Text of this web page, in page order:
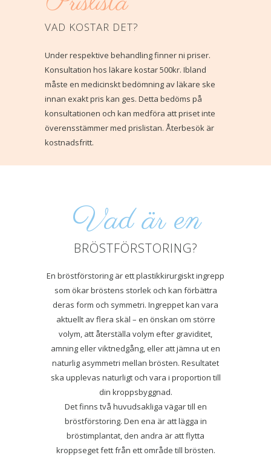
VAD KOSTAR DET?
Under respektive behandling finner ni priser.
Konsultation hos läkare kostar 500kr. Ibland
måste en medicinskt bedömning av läkare ske
innan exakt pris kan ges. Detta bedöms på
konsultationen och kan medföra att priset inte
överensstämmer med prislistan. Återbesök är
kostnadsfritt.
Vad är en
BRÖSTFÖRSTORING?
En bröstförstoring är ett plastikkirurgiskt ingrepp
som ökar bröstens storlek och kan förbättra
deras form och symmetri. Ingreppet kan vara
aktuellt av flera skäl – en önskan om större
volym, att återställa volym efter graviditet,
amning eller viktnedgång, eller att jämna ut en
naturlig asymmetri mellan brösten. Resultatet
ska upplevas naturligt och vara i proportion till
din kroppsbyggnad.
Det finns två huvudsakliga vägar till en
bröstförstoring. Den ena är att lägga in
bröstimplantat, den andra är att flytta
kroppseget fett från ett område till brösten.